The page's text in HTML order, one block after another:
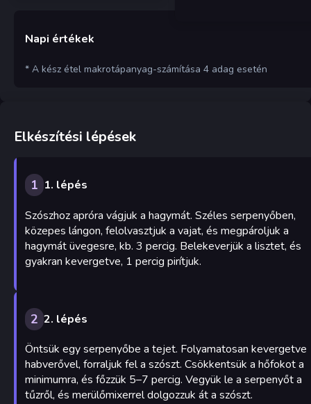
Napi értékek
* A kész étel makrotápanyag-számítása 4 adag esetén
Elkészítési lépések
1 1. lépés
Szószhoz apróra vágjuk a hagymát. Széles serpenyőben,
közepes lángon, felolvasztjuk a vajat, és megpároljuk a
hagymát üvegesre, kb. 3 percig. Belekeverjük a lisztet, és
gyakran kevergetve, 1 percig pirítjuk.
2 2. lépés
Öntsük egy serpenyőbe a tejet. Folyamatosan kevergetve
habverővel, forraljuk fel a szószt. Csökkentsük a hőfokot a
minimumra, és főzzük 5–7 percig. Vegyük le a serpenyőt a
tűzről, és merülőmixerrel dolgozzuk át a szószt.